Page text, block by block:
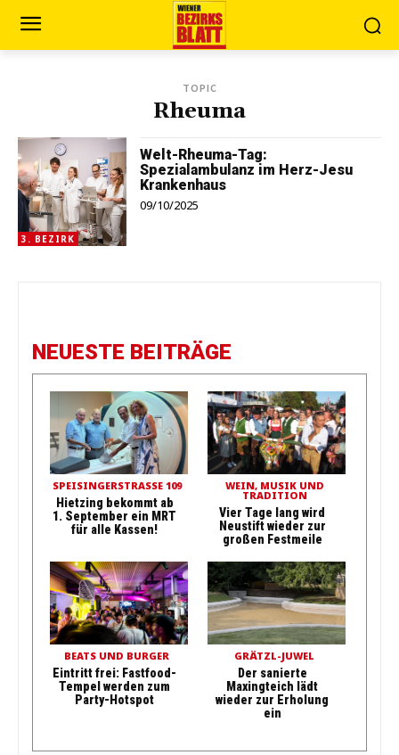
TOPIC
Rheuma
3. BEZIRK
Welt-Rheuma-Tag:
Spezialambulanz im Herz-Jesu
Krankenhaus
09/10/2025
NEUESTE BEITRÄGE
SPEISINGERSTRASSE 109
Hietzing bekommt ab
1. September ein MRT
für alle Kassen!
WEIN, MUSIK UND
TRADITION
Vier Tage lang wird
Neustift wieder zur
großen Festmeile
BEATS UND BURGER
Eintritt frei: Fastfood-
Tempel werden zum
Party-Hotspot
GRÄTZL-JUWEL
Der sanierte
Maxingteich lädt
wieder zur Erholung
ein